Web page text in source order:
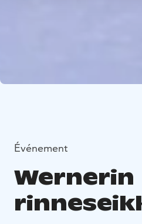
Événement
Wernerin